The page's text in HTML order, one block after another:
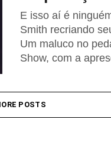
E isso aí é
Smith recriando
Um maluco no
Show, com a
POSTS